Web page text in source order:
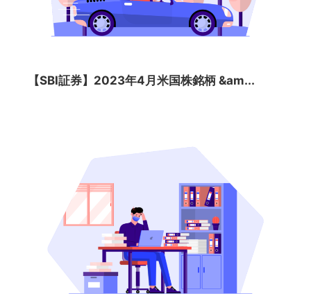
【SBI証券】2023年4月米国株銘柄 &am...